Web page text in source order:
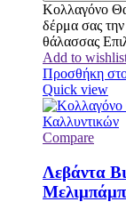
Κολλαγόνο
δέρμα σας
θάλασσας
Add to
Προσθήκη
Quick view
Compare
Λεβάντα